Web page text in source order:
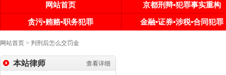
网站首页
京都刑辩•犯罪事实重构
贪污•贿赂•职务犯罪
金融•证券•涉税•合同犯罪
网站首页 > 判刑后怎么交罚金
查看详细
本站律师